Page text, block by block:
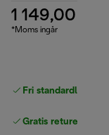
1 149,00 kr
*Moms ingår
Fri standardleverans
Gratis returer